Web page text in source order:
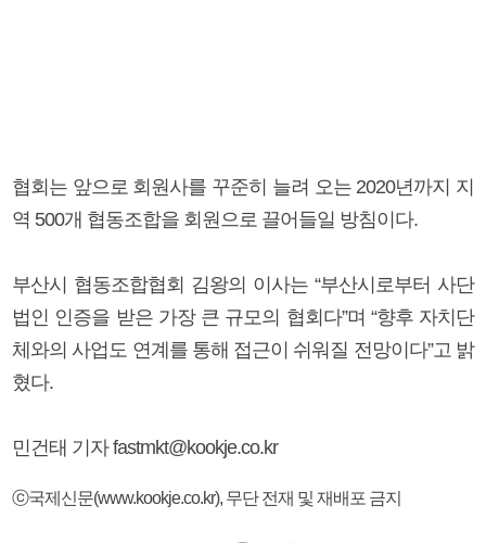
협회는 앞으로 회원사를 꾸준히 늘려 오는 2020년까지 지
역 500개 협동조합을 회원으로 끌어들일 방침이다.
부산시 협동조합협회 김왕의 이사는 “부산시로부터 사단
법인 인증을 받은 가장 큰 규모의 협회다”며 “향후 자치단
체와의 사업도 연계를 통해 접근이 쉬워질 전망이다”고 밝
혔다.
민건태 기자 fastmkt@kookje.co.kr
ⓒ국제신문(www.kookje.co.kr), 무단 전재 및 재배포 금지